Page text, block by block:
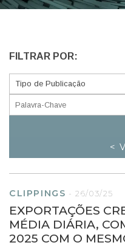
FILTRAR POR:
<
CLIPPINGS - 26/03/25
EXPORTAÇÕES
MÉDIA DIÁRIA,
2025 COM O